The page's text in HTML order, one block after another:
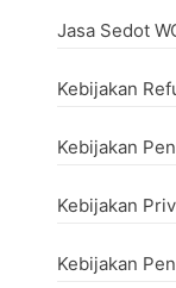
Jasa Sedot
Kebijakan
Kebijakan
Kebijakan
Kebijakan